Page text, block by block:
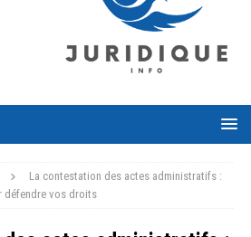
La contestation des actes administratifs :
défendre vos droits